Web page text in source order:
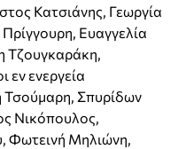
Κατσιάνης, Γεωργία
Ευαγγελία
Τζουγκαράκη,
εν ενεργεία
Τσούμαρη, Σπυρίδων
Νικόπουλος,
Φωτεινή Μηλιώνη,